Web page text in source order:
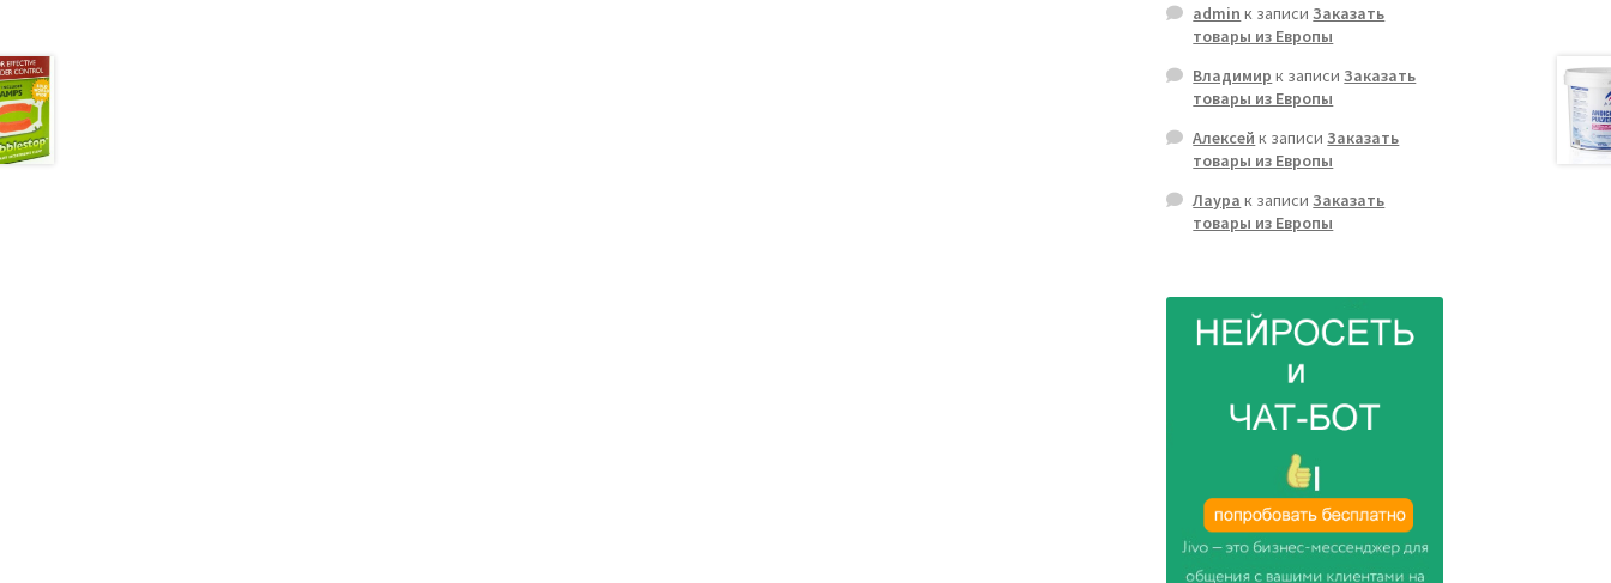
admin к записиЗаказать
товары из Европы
Владимир к записиЗаказать
товары из Европы
Алексей к записиЗаказать
товары из Европы
Лаура к записиЗаказать
товары из Европы